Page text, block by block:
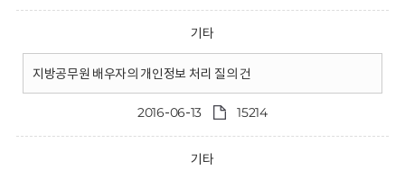
기타
지방공무원 배우자의 개인정보 처리 질의 건
2016-06-13 15214
기타